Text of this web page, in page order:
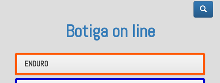
Botiga on line
ENDURO